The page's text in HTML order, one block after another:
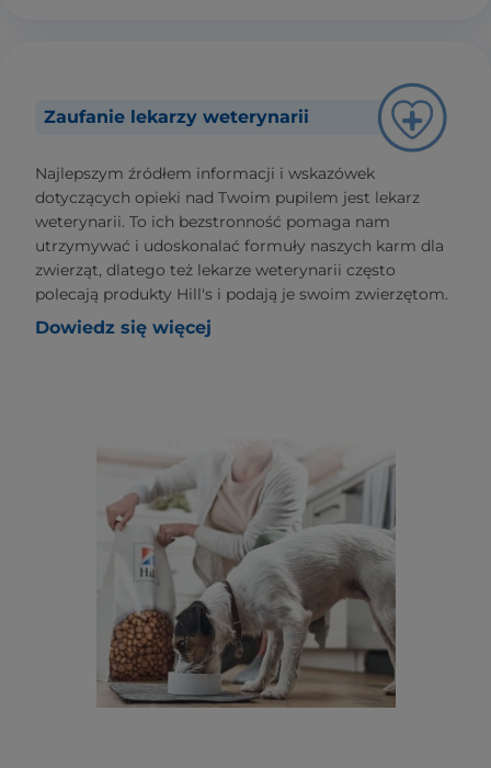
Zaufanie lekarzy weterynarii
Najlepszym źródłem informacji i wskazówek
dotyczących opieki nad Twoim pupilem jest lekarz
weterynarii. To ich bezstronność pomaga nam
utrzymywać i udoskonalać formuły naszych karm dla
zwierząt, dlatego też lekarze weterynarii często
polecają produkty Hill's i podają je swoim zwierzętom.
Dowiedz się więcej